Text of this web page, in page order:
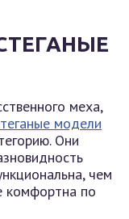
меха,
модели
Они
чем
комфортна по